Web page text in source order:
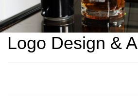
Logo Design &